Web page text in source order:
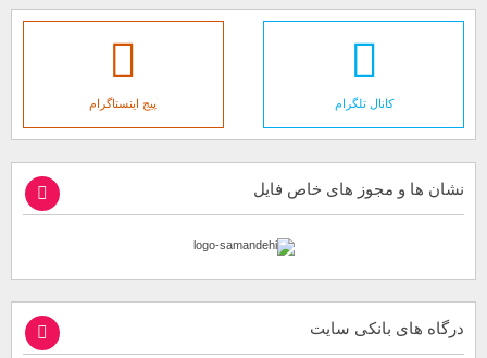
کانال تلگرام پیج اینستاگرام
نشان ها و مجوز های خاص فایل
درگاه های بانکی سایت